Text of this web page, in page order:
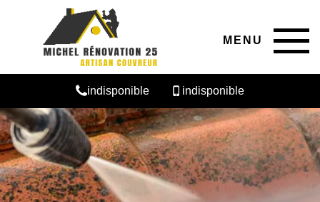
MENU
indisponible indisponible